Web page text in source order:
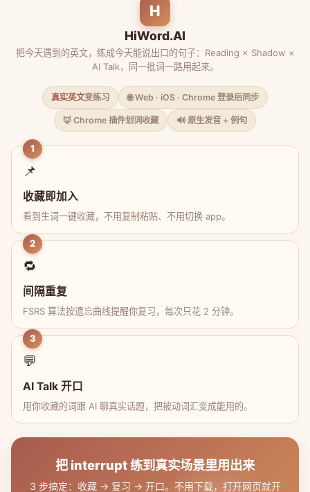
H
HiWord.AI
把今天遇到的英文，练成今天能说出口的句子：Reading × Shadow ×
AI Talk，同一批词一路用起来。
真实英文变练习 🌐 Web · iOS · Chrome 登录后同步
🦊 Chrome 插件划词收藏 🔊 原生发音 + 例句
1
📌
收藏即加入
看到生词一键收藏，不用复制粘贴、不用切换 app。
2
🔁
间隔重复
FSRS 算法按遗忘曲线提醒你复习，每次只花 2 分钟。
3
💬
AI Talk 开口
用你收藏的词跟 AI 聊真实话题，把被动词汇变成能用的。
把 interrupt 练到真实场景里用出来
3 步搞定：收藏 → 复习 → 开口。不用下载，打开网页就开